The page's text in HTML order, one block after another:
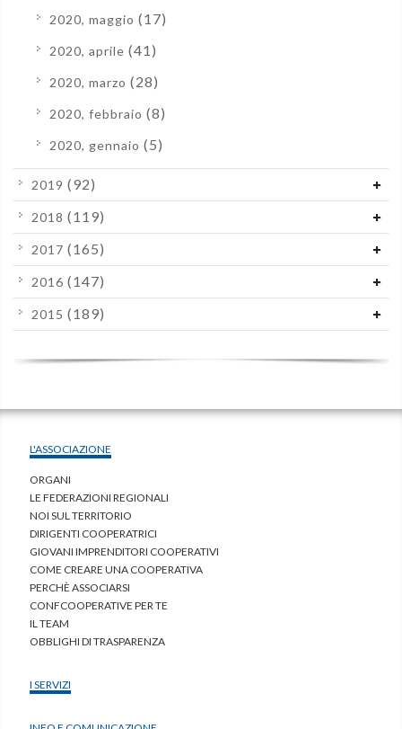
2020, maggio (17)
2020, aprile (41)
2020, marzo (28)
2020, febbraio (8)
2020, gennaio (5)
2019 (92)
2018 (119)
2017 (165)
2016 (147)
2015 (189)
L'ASSOCIAZIONE
ORGANI
LE FEDERAZIONI REGIONALI
NOI SUL TERRITORIO
DIRIGENTI COOPERATRICI
GIOVANI IMPRENDITORI COOPERATIVI
COME CREARE UNA COOPERATIVA
PERCHÈ ASSOCIARSI
CONFCOOPERATIVE PER TE
IL TEAM
OBBLIGHI DI TRASPARENZA
I SERVIZI